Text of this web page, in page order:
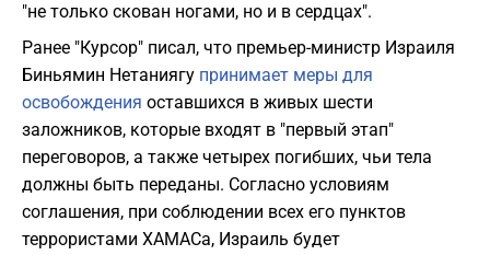
"не только скован ногами, но и в сердцах".
Ранее "Курсор" писал, что премьер-министр Израиля
Биньямин Нетаниягу принимает меры для
освобождения оставшихся в живых шести
заложников, которые входят в "первый этап"
переговоров, а также четырех погибших, чьи тела
должны быть переданы. Согласно условиям
соглашения, при соблюдении всех его пунктов
террористами ХАМАСа, Израиль будет